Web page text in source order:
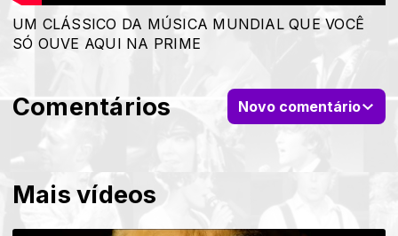
Mais vídeos
UM CLÁSSICO DA MÚSICA MUNDIAL QUE VOCÊ
SÓ OUVE AQUI NA PRIME
Comentários Novo comentário